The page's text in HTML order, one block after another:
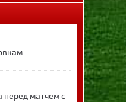
матчем с